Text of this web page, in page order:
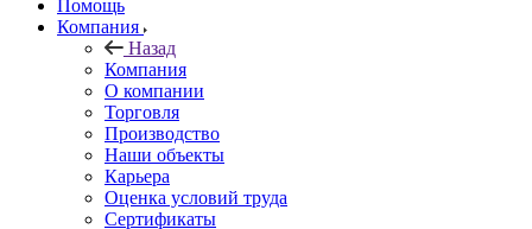
Помощь
Компания
Назад
Компания
О компании
Торговля
Производство
Наши объекты
Карьера
Оценка условий труда
Сертификаты